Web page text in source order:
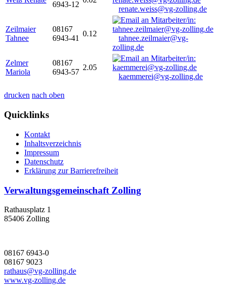
6943-12
renate.weiss@vg-zolling.de
Zeilmaier
Tahnee
08167
6943-41
0.12
tahnee.zeilmaier@vg-
zolling.de
Zelmer
Mariola
08167
6943-57
2.05
kaemmerei@vg-zolling.de
drucken nach oben
Quicklinks
Kontakt
Inhaltsverzeichnis
Impressum
Datenschutz
Erklärung zur Barrierefreiheit
Verwaltungsgemeinschaft Zolling
Rathausplatz 1
85406 Zolling
08167 6943-0
08167 9023
rathaus@vg-zolling.de
www.vg-zolling.de